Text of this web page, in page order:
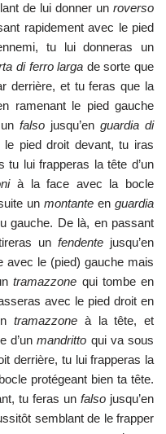
de lui donner un roverso
rapidement avec le pied
tu lui donneras un
di ferro larga de sorte que
derrière, et tu feras que la
ramenant le pied gauche
falso jusqu’en guardia di
pied droit devant, tu iras
tu lui frapperas la tête d’un
à la face avec la bocle
un montanteenguardia
gauche. De là, en passant
unfendente jusqu’en
avec le (pied) gauche mais
tramazzone qui tombe en
avec le pied droit en
tramazzone à la tête, et
d’unmandritto qui va sous
derrière, tu lui frapperas la
protégeant bien ta tête.
tu feras unfalso jusqu’en
semblant de le frapper